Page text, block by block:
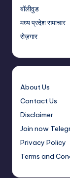
बॉलीवुड
मध्य प्रदेश समाचार
रोज़गार
About Us
Contact Us
Disclaimer
Join now
Privacy Policy
Terms and